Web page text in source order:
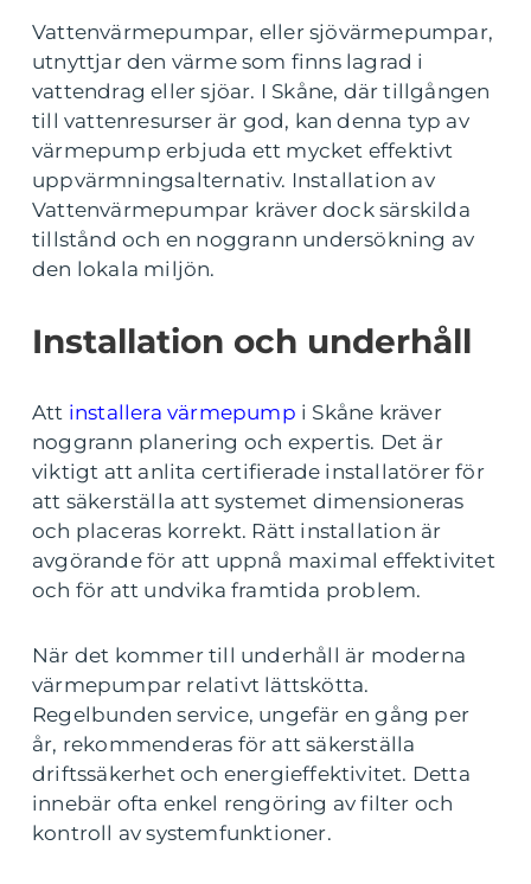
Vattenvärmepumpar, eller sjövärmepumpar,
utnyttjar den värme som finns lagrad i
vattendrag eller sjöar. I Skåne, där tillgången
till vattenresurser är god, kan denna typ av
värmepump erbjuda ett mycket effektivt
uppvärmningsalternativ. Installation av
Vattenvärmepumpar kräver dock särskilda
tillstånd och en noggrann undersökning av
den lokala miljön.
Installation och underhåll
Att installera värmepump i Skåne kräver
noggrann planering och expertis. Det är
viktigt att anlita certifierade installatörer för
att säkerställa att systemet dimensioneras
och placeras korrekt. Rätt installation är
avgörande för att uppnå maximal effektivitet
och för att undvika framtida problem.
När det kommer till underhåll är moderna
värmepumpar relativt lättskötta.
Regelbunden service, ungefär en gång per
år, rekommenderas för att säkerställa
driftssäkerhet och energieffektivitet. Detta
innebär ofta enkel rengöring av filter och
kontroll av systemfunktioner.